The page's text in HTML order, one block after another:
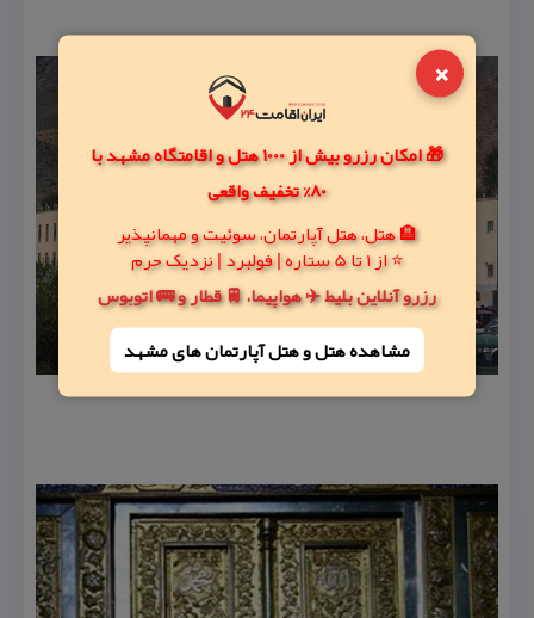
×
🎁 امکان رزرو بیش از 1000 هتل و اقامتگاه مشهد با
80% تخفیف واقعی
🏨 هتل، هتل آپارتمان، سوئیت و مهمانپذیر
⭐ از 1 تا 5 ستاره | فولبرد | نزدیک حرم
رزرو آنلاین بلیط ✈️ هواپیما، 🚆 قطار و 🚌 اتوبوس
مشاهده هتل و هتل‌ آپارتمان های مشهد